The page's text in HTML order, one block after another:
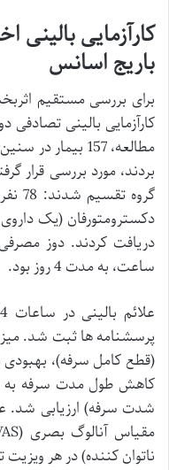
کارآزمایی
باریج اسانس
برای بررسی مستقیم
کارآزمایی بالینی
بردند، مورد بررسی قرار
دکسترومتورفان (یک
ساعت، به مدت 4 روز بود.
پرسشنامه ها ثبت شد.
(قطع کامل سرفه)،
کاهش طول مدت سرفه به
شدت سرفه) ارزیابی شد.
ناتوان کننده) در هر